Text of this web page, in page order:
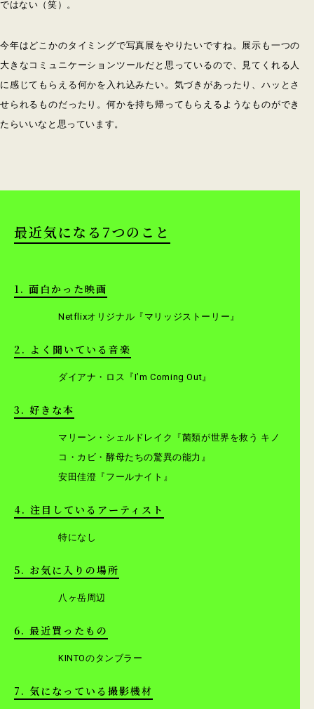
ではない（笑）。
今年はどこかのタイミングで写真展をやりたいですね。展示も一つの
大きなコミュニケーションツールだと思っているので、見てくれる人
に感じてもらえる何かを入れ込みたい。気づきがあったり、ハッとさ
せられるものだったり。何かを持ち帰ってもらえるようなものができ
たらいいなと思っています。
最近気になる7つのこと
1. 面白かった映画
Netflixオリジナル『マリッジストーリー』
2. よく聞いている音楽
ダイアナ・ロス『I’m Coming Out』
3. 好きな本
マリーン・シェルドレイク『菌類が世界を救う キノ
コ・カビ・酵母たちの驚異の能力』
安田佳澄『フールナイト』
4. 注目しているアーティスト
特になし
5. お気に入りの場所
八ヶ岳周辺
6. 最近買ったもの
KINTOのタンブラー
7. 気になっている撮影機材